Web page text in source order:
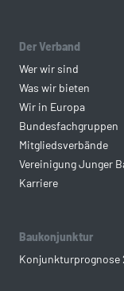
Der Verband
Wer wir sind
Was wir bieten
Wir in Europa
Bundesfachgruppen
Mitgliedsverbände
Vereinigung Junger
Karriere
Baukonjunktur
Konjunkturprognose